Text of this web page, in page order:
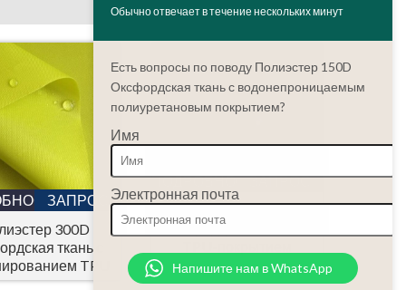
ЗАПРОС
300D
ткань с
TPU
ПОДРОБНОСТИЗАПРОС
Полиэстер 200D
оксфордская ткань с
Обычно отвечает в течение нескольких минут
Есть вопросы по поводу Полиэстер 150D
Оксфордская ткань с водонепроницаемым
полиуретановым покрытием?
Имя
Электронная почта
Напишите нам в WhatsApp